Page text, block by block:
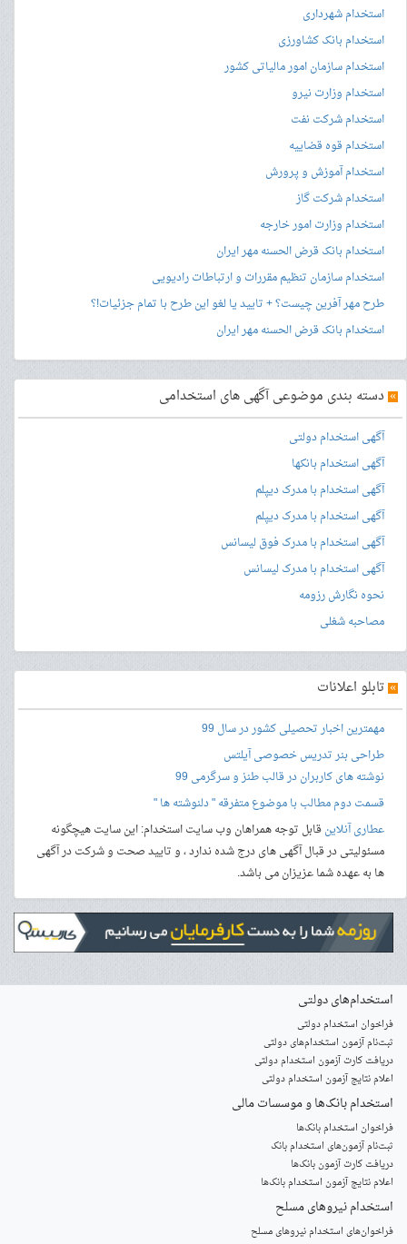
استخدام شهرداری
استخدام بانک کشاورزی
استخدام سازمان امور مالیاتی کشور
استخدام وزارت نیرو
استخدام شرکت نفت
استخدام قوه قضاییه
استخدام آموزش و پرورش
استخدام شرکت گاز
استخدام وزارت امور خارجه
استخدام بانک قرض الحسنه مهر ایران
استخدام سازمان تنظیم مقررات و ارتباطات رادیویی
طرح مهر آفرین چیست؟ + تایید یا لغو این طرح با تمام جزئیات!؟
استخدام بانک قرض الحسنه مهر ایران
» دسته بندی موضوعی آگهی های استخدامی
آگهی استخدام دولتی
آگهی استخدام بانکها
آگهی استخدام با مدرک دیپلم
آگهی استخدام با مدرک دیپلم
آگهی استخدام با مدرک فوق لیسانس
آگهی استخدام با مدرک لیسانس
نحوه نگارش رزومه
مصاحبه شغلی
» تابلو اعلانات
مهمترین اخبار تحصیلی کشور در سال 99
طراحی بنرتدریس خصوصی آیلتس
نوشته های کاربران در قالب طنز و سرگرمی 99
قسمت دوم مطالب با موضوع متفرقه " دلنوشته ها "
عطاری آنلاینقابل توجه همراهان وب سایت استخدام: این سایت هیچگونه
مسئولیتی در قبال آگهی های درج شده ندارد ، و تایید صحت و شرکت در آگهی
ها به عهده شما عزیزان می باشد.
استخدام‌های دولتی
فراخوان استخدام دولتی
ثبت‌نام آزمون‌ استخدام‌های دولتی
دریافت کارت آزمون استخدام دولتی
اعلام نتایج آزمون استخدام دولتی
استخدام‌ بانک‌ها و موسسات مالی
فراخوان استخدام بانک‌ها
‌ثبت‌نام آزمون‌های استخدام بانک
دریافت کارت آزمون بانک‌ها
اعلام نتایج آزمون استخدام بانک‌ها
استخدام‌ نیروهای مسلح
‌فراخوان‌های استخدام‌ نیروهای مسلح